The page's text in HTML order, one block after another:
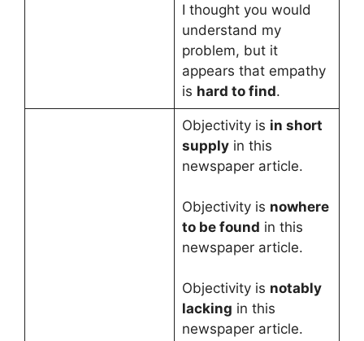
I thought you would
understand my
problem, but it
appears that empathy
is hard to find.
Objectivity is in short
supplyin this
newspaper article.
Objectivity is nowhere
to be found in this
newspaper article.
Objectivity is notably
lacking in this
newspaper article.